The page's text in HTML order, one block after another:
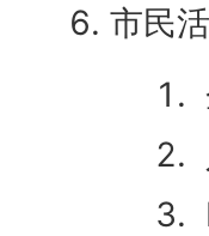
市民